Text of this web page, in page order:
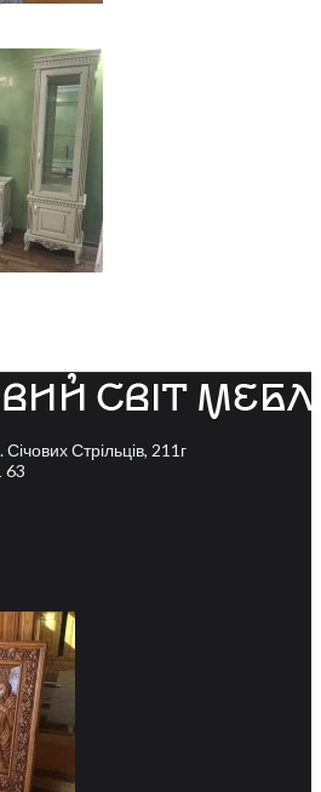
Стрільців, 211г
63